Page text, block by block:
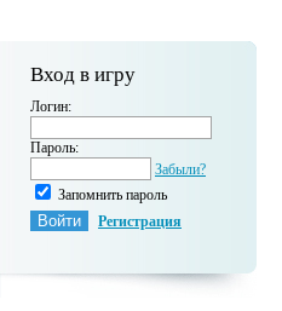
Вход в игру
Логин:
Пароль:
Забыли?
Запомнить пароль
Регистрация